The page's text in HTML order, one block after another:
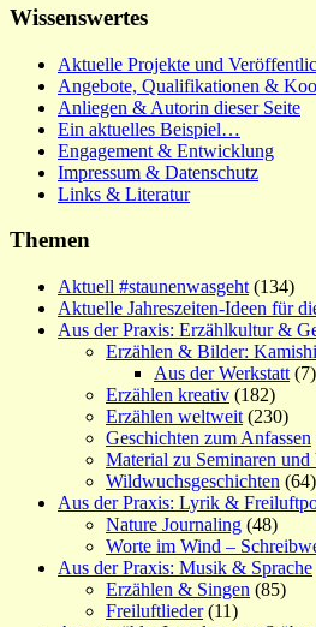
Wissenswertes
Aktuelle Projekte und
Angebote, Qualifikationen &
Anliegen & Autorin dieser Seite
Ein aktuelles Beispiel…
Engagement & Entwicklung
Impressum & Datenschutz
Links & Literatur
Themen
Aktuell #staunenwasgeht (134)
Aktuelle Jahreszeiten-Ideen für
Aus der Praxis: Erzählkultur &
Erzählen & Bilder:
Aus der Werkstatt (7)
Erzählen kreativ (182)
Erzählen weltweit (230)
Geschichten zum Anfassen
Material zu Seminaren und
Wildwuchsgeschichten (64)
Aus der Praxis: Lyrik &
Nature Journaling (48)
Worte im Wind –
Aus der Praxis: Musik & Sprache
Erzählen & Singen (85)
Freiluftlieder(11)